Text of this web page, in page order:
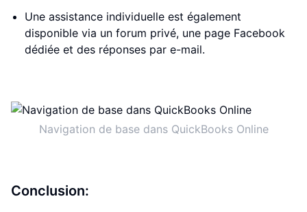
Une assistance individuelle est également
disponible via un forum privé, une page Facebook
dédiée et des réponses par e-mail.
Navigation de base dans QuickBooks Online
Conclusion: